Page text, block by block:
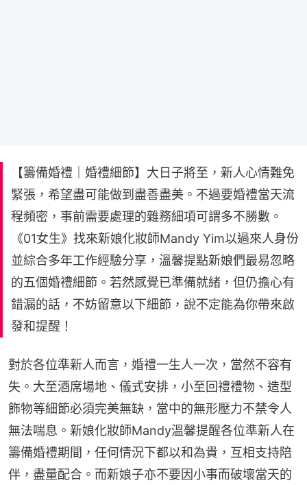
【籌備婚禮｜婚禮細節】大日子將至，新人心情難免
緊張，希望盡可能做到盡善盡美。不過要婚禮當天流
程頻密，事前需要處理的雜務細項可謂多不勝數。
《01女生》找來新娘化妝師Mandy Yim以過來人身份
並綜合多年工作經驗分享，溫馨提點新娘們最易忽略
的五個婚禮細節。若然感覺已準備就緒，但仍擔心有
錯漏的話，不妨留意以下細節，說不定能為你帶來啟
發和提醒！
對於各位準新人而言，婚禮一生人一次，當然不容有
失。大至酒席場地、儀式安排，小至回禮禮物、造型
飾物等細節必須完美無缺，當中的無形壓力不禁令人
無法喘息。新娘化妝師Mandy溫馨提醒各位準新人在
籌備婚禮期間，任何情況下都以和為貴，互相支持陪
伴，盡量配合。而新娘子亦不要因小事而破壞當天的